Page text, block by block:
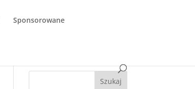
Sponsorowane